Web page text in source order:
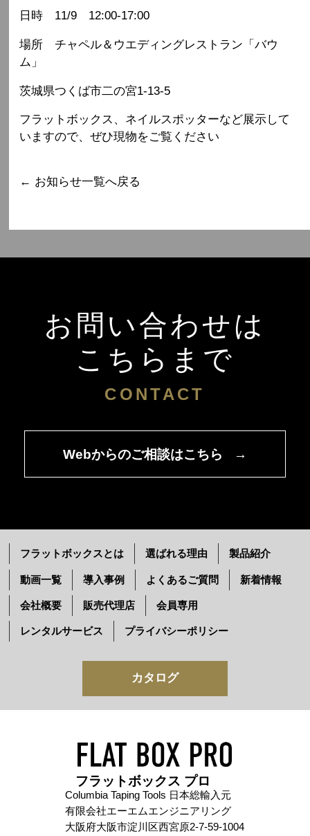
日時 11/9 12:00-17:00
場所 チャペル＆ウエディングレストラン「バウ
ム」
茨城県つくば市二の宮1-13-5
フラットボックス、ネイルスポッターなど展示して
いますので、ぜひ現物をご覧ください
← お知らせ一覧へ戻る
お問い合わせは
こちらまで
CONTACT
Webからのご相談はこちら →
フラットボックスとは 選ばれる理由 製品紹介
動画一覧 導入事例 よくあるご質問 新着情報
会社概要 販売代理店 会員専用
レンタルサービス プライバシーポリシー
カタログ
フラットボックス プロ
Columbia Taping Tools 日本総輸入元
有限会社エーエムエンジニアリング
大阪府大阪市淀川区西宮原2-7-59-1004